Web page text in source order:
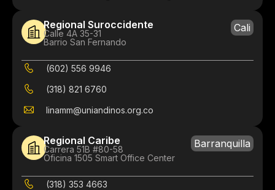
Regional Suroccidente
Calle 4A 35-31
Barrio San Fernando
Cali
(602) 556 9946
(318) 821 6760
linamm@uniandinos.org.co
Regional Caribe
Carrera 51B #80-58
Oficina 1505 Smart Office Center
Barranquilla
(318) 353 4663